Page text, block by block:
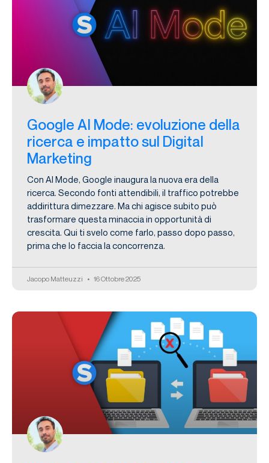
Google AI Mode: evoluzione della
ricerca e impatto sul Digital
Marketing
Con AI Mode, Google inaugura la nuova era della
ricerca. Secondo fonti attendibili, il traffico potrebbe
addirittura dimezzare. Ma chi agisce subito può
trasformare questa minaccia in opportunità di
crescita. Qui ti svelo come farlo, passo dopo passo,
prima che lo faccia la concorrenza.
Jacopo Matteuzzi 16 Ottobre 2025